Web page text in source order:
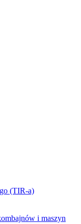
(TIR-a)
i maszyn